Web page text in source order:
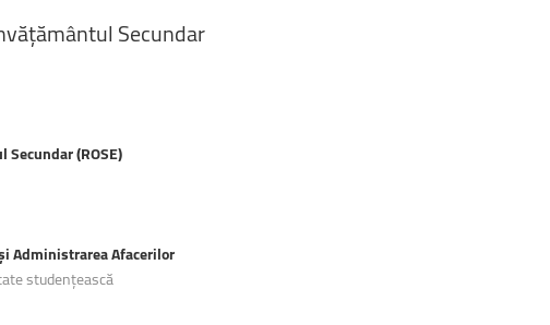
Secundar
(ROSE)
Administrarea Afacerilor
studențească